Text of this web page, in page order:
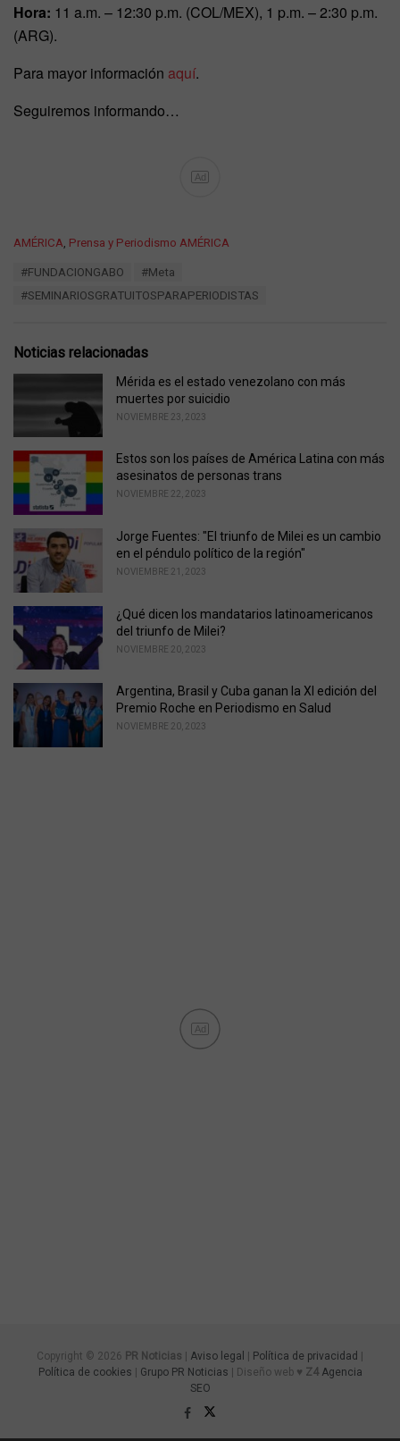
Hora: 11 a.m. – 12:30 p.m. (COL/MEX), 1 p.m. – 2:30 p.m.
(ARG).
Para mayor información aquí.
Seguiremos informando…
Ad
C
AMÉRICA Prensa y Periodismo AMÉRICA
#FUNDACIONGABO
#Meta
#SEMINARIOSGRATUITOSPARAPERIODISTAS
Noticias relacionadas
Mérida es el estado venezolano con más
muertes por suicidio
NOVIEMBRE 23, 2023
Estos son los países de América Latina con más
asesinatos de personas trans
NOVIEMBRE 22, 2023
Jorge Fuentes: "El triunfo de Milei es un cambio
en el péndulo político de la región"
NOVIEMBRE 21, 2023
¿Qué dicen los mandatarios latinoamericanos
del triunfo de Milei?
NOVIEMBRE 20, 2023
Argentina, Brasil y Cuba ganan la XI edición del
Premio Roche en Periodismo en Salud
NOVIEMBRE 20, 2023
Ad
Copyright © 2026 PR Noticias | Aviso legal | Política de privacidad |
Política de cookies | Grupo PR Noticias | Diseño web ♥ Z4 Agencia
SEO